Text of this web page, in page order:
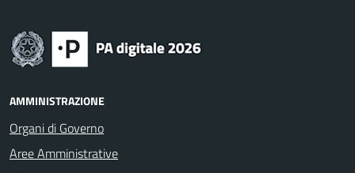
AMMINISTRAZIONE
Organi di Governo
Aree Amministrative